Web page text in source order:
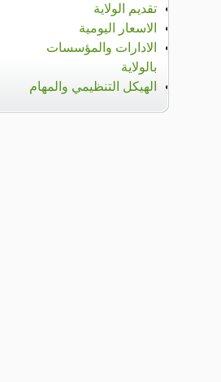
تقديم الولاية
الاسعار اليومية
الادارات والمؤسسات
بالولاية
الهيكل التنظيمي والمهام